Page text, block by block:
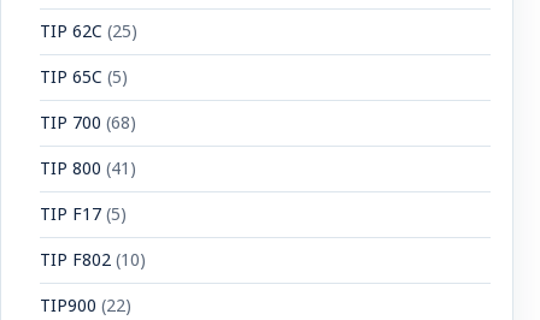
TIP 62C (25)
TIP 65C (5)
TIP 700 (68)
TIP 800 (41)
TIP F17(5)
TIP F802(10)
TIP900 (22)